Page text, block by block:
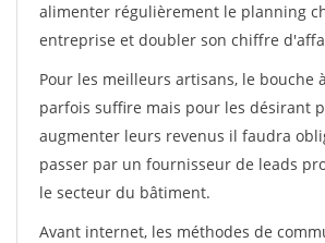
alimenter régulièrement le planning
entreprise et doubler son chiffre
Pour les meilleurs artisans, le bouche
parfois suffire mais pour les désirant
augmenter leurs revenus il faudra
passer par un fournisseur de leads
le secteur du bâtiment.
Avant internet, les méthodes de